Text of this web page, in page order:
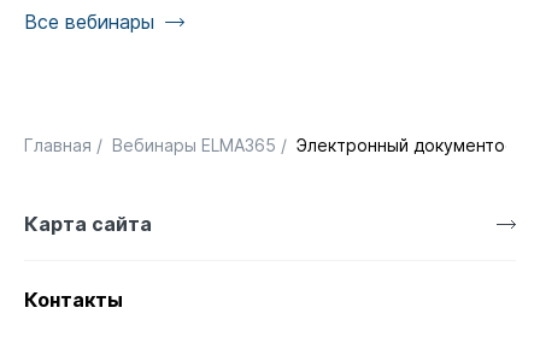
Все вебинары
Главная / Вебинары ELMA365 / Электронный
Карта сайта
Контакты